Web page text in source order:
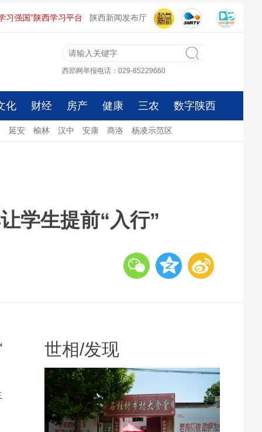
习强国”陕西学习平台 陕西新闻发布厅
西部网举报电话：029-85229660
化 财经 房产 健康 三农 数字陕西
延安 榆林 汉中 安康 商洛 杨凌示范区
学生提前“入行”
世相/发现